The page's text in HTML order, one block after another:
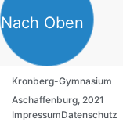
Nach Oben
Kronberg-Gymnasium
Aschaffenburg, 2021
ImpressumDatenschutz